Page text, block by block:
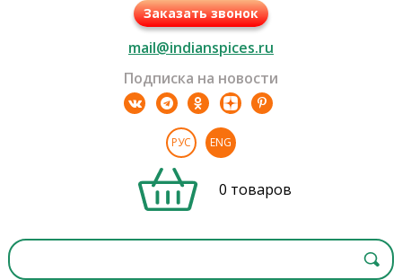
Заказать звонок
mail@indianspices.ru
Подписка на новости
РУС ENG
0 товаров